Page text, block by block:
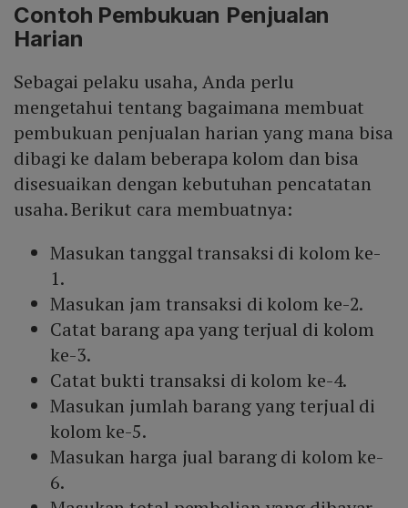
Contoh Pembukuan Penjualan
Harian
Sebagai pelaku usaha, Anda perlu
mengetahui tentang bagaimana membuat
pembukuan penjualan harian yang mana bisa
dibagi ke dalam beberapa kolom dan bisa
disesuaikan dengan kebutuhan pencatatan
usaha. Berikut cara membuatnya:
Masukan tanggal transaksi di kolom ke-
1.
Masukan jam transaksi di kolom ke-2.
Catat barang apa yang terjual di kolom
ke-3.
Catat bukti transaksi di kolom ke-4.
Masukan jumlah barang yang terjual di
kolom ke-5.
Masukan harga jual barang di kolom ke-
6.